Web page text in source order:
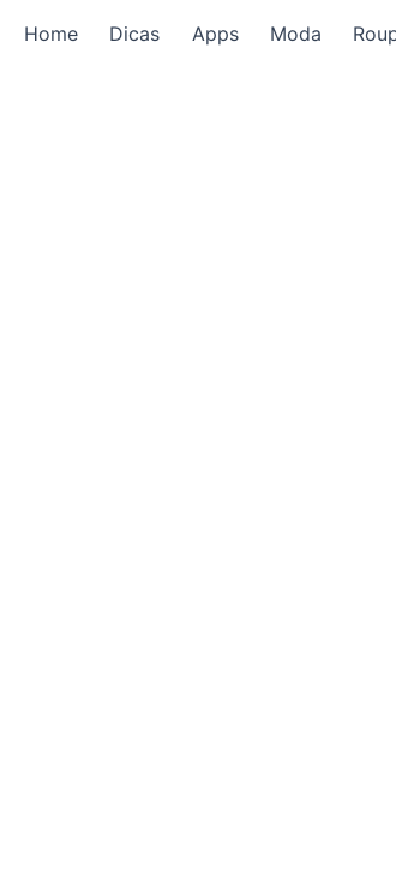
Home Dicas Apps Moda